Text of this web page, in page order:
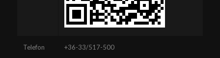
Telefon +36-33/517-500